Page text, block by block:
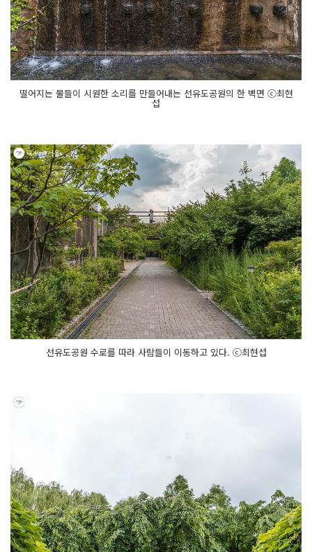
떨어지는 물들이 시원한 소리를 만들어내는 선유도공원의 한 벽면 ⓒ최현
섭
선유도공원 수로를 따라 사람들이 이동하고 있다. ⓒ최현섭